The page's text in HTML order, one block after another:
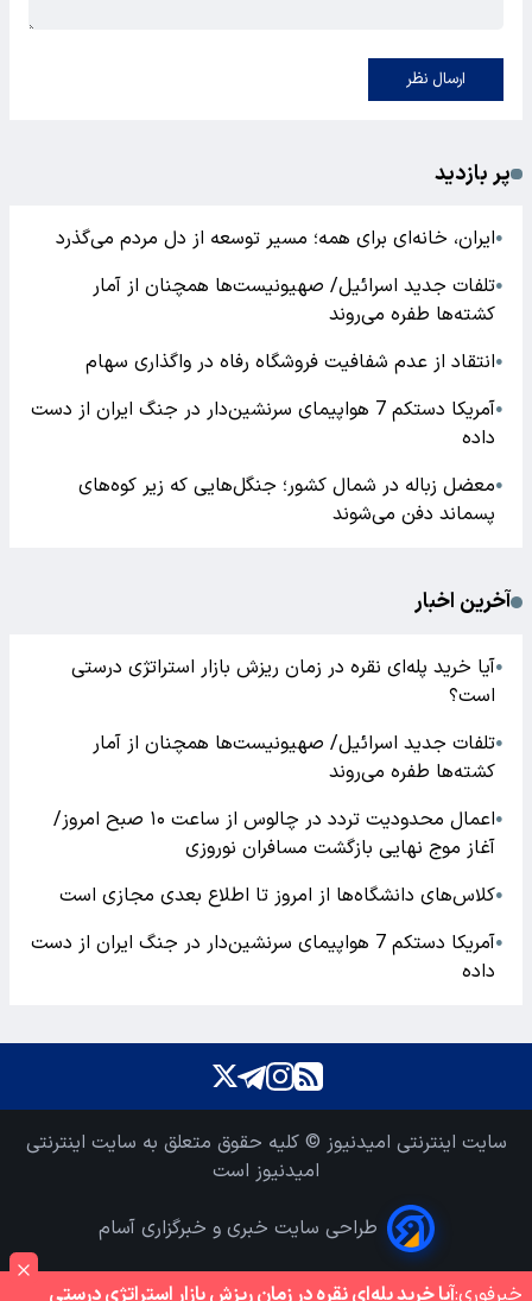
ارسال نظر
پر بازدید
●ایران، خانه‌ای برای همه؛ مسیر توسعه از دل مردم می‌گذرد
●تلفات جدید اسرائیل/ صهیونیست‌ها همچنان از آمار
کشته‌ها طفره می‌روند
●انتقاد از عدم شفافیت فروشگاه رفاه در واگذاری سهام
●
آمریکا دستکم 7 هواپیمای سرنشین‌دار در جنگ ایران از دست
داده
●معضل زباله در شمال کشور؛ جنگل‌هایی که زیر کوه‌های
پسماند دفن می‌شوند
آخرین اخبار
●آیا خرید پله‌ای نقره در زمان ریزش بازار استراتژی درستی
است؟
●تلفات جدید اسرائیل/ صهیونیست‌ها همچنان از آمار
کشته‌ها طفره می‌روند
●
اعمال محدودیت تردد در چالوس از ساعت ۱۰ صبح امروز/
آغاز موج نهایی بازگشت مسافران نوروزی
●کلاس‌های دانشگاه‌ها از امروز تا اطلاع بعدی مجازی است
●
آمریکا دستکم 7 هواپیمای سرنشین‌دار در جنگ ایران از دست
داده
خبر‌فوری:آیا خرید پله‌ای نقره در زمان ریزش بازار استراتژی درستی
سایت اینترنتی امیدنیوز © کلیه حقوق متعلق به سایت اینترنتی
امیدنیوز است
طراحی سایت خبری و خبرگزاری آسام